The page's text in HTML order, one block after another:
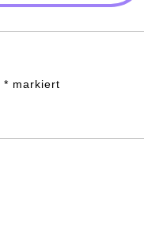
* markiert